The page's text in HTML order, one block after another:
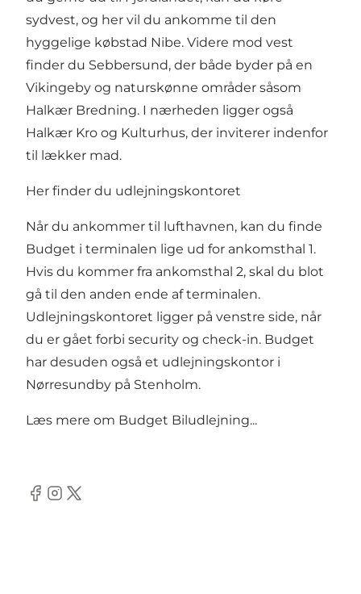
sydvest, og her vil du ankomme til den
hyggelige købstad Nibe. Videre mod vest
finder du Sebbersund, der både byder på en
Vikingeby og naturskønne områder såsom
Halkær Bredning. I nærheden ligger også
Halkær Kro og Kulturhus, der inviterer indenfor
til lækker mad.
Her finder du udlejningskontoret
Når du ankommer til lufthavnen, kan du finde
Budget i terminalen lige ud for ankomsthal 1.
Hvis du kommer fra ankomsthal 2, skal du blot
gå til den anden ende af terminalen.
Udlejningskontoret ligger på venstre side, når
du er gået forbi security og check-in. Budget
har desuden også et udlejningskontor i
Nørresundby på Stenholm.
Læs mere om Budget Biludlejning...
Facebook
Instagram
Twitter